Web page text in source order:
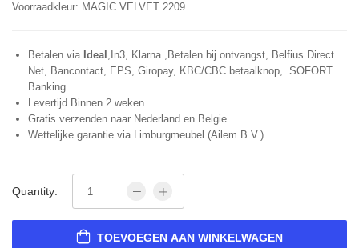
Voorraadkleur: MAGIC VELVET 2209
Betalen via Ideal ,In3, Klarna ,Betalen bij ontvangst, Belfius Direct
Net, Bancontact, EPS, Giropay, KBC/CBC betaalknop, SOFORT
Banking
Levertijd Binnen 2 weken
Gratis verzenden naar Nederland en Belgie.
Wettelijke garantie via Limburgmeubel (Ailem B.V.)
Quantity:
TOEVOEGEN AAN WINKELWAGEN